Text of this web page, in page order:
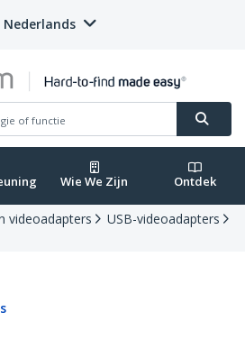
Nederlands
Wie We Zijn Ontdek
videoadapters
USB-videoadapters